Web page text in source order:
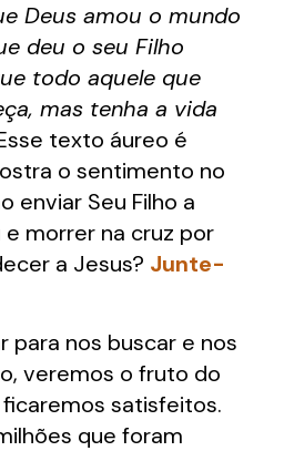
Deus amou o mundo
deu o seu Filho
todo aquele que
mas tenha a vida
texto áureo é
o sentimento no
enviar Seu Filho a
morrer na cruz por
a Jesus? Junte-
para nos buscar e nos
veremos o fruto do
satisfeitos.
que foram